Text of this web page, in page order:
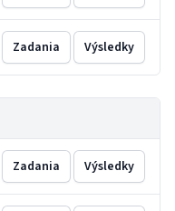
Zadania Výsledky
Zadania Výsledky